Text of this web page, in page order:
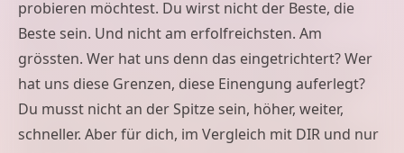
probieren möchtest. Du wirst nicht der Beste, die
Beste sein. Und nicht am erfolfreichsten. Am
grössten. Wer hat uns denn das eingetrichtert? Wer
hat uns diese Grenzen, diese Einengung auferlegt?
Du musst nicht an der Spitze sein, höher, weiter,
schneller. Aber für dich, im Vergleich mit DIR und nur